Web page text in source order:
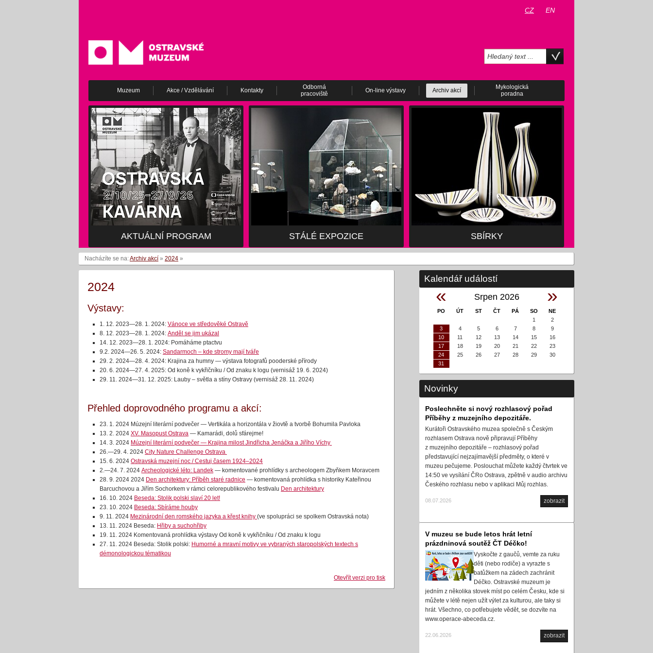
CZ EN
Muzeum Akce / Vzdělávání Kontakty
Odborná
pracoviště
On-line výstavy Archiv akcí
Mykologická
poradna
AKTUÁLNÍ PROGRAM STÁLÉ EXPOZICE SBÍRKY
Nacházíte se na:Archiv akcí » 2024 »
Kalendář událostí
« Srpen 2026 »
PO ÚT ST ČT PÁ SO
NE
1
2
3
4 5 6 7 8
9
10
11 12 13 14 15
16
17
18 19 20 21 22
23
24
25 26 27 28 29
30
31
Novinky
Poslechněte si nový rozhlasový pořad
Příběhy z muzejního depozitáře.
Kurátoři Ostravského muzea společně s Českým
rozhlasem Ostrava nově připravují Příběhy
z muzejního depozitáře – rozhlasový pořad
představující nejzajímavější předměty, o které v
muzeu pečujeme. Poslouchat můžete každý čtvrtek ve
14:50 ve vysílání ČRo Ostrava, zpětně v audio archivu
Českého rozhlasu nebo v aplikaci Můj rozhlas.
08.07.2026 zobrazit
V muzeu se bude letos hrát letní
prázdninová soutěž ČT Déčko!
Vyskočte z gaučů, vemte za ruku
děti (nebo rodiče) a vyrazte s
batůžkem na zádech zachránit
Déčko. Ostravské muzeum je
jedním z několika stovek míst po celém Česku, kde si
můžete v létě nejen užít výlet za kulturou, ale taky si
hrát. Všechno, co potřebujete vědět, se dozvíte na
www.operace-abeceda.cz.
22.06.2026 zobrazit
2024
Výstavy:
1. 12. 2023—28. 1. 2024: Vánoce ve středověké Ostravě
8. 12. 2023—28. 1. 2024: Anděl se jim ukázal
14. 12. 2023—28. 1. 2024: Pomáháme ptactvu
9.2. 2024—26. 5. 2024: Sandarmoch – kde stromy mají tváře
29. 2. 2024—28. 4. 2024: Krajina za humny — výstava fotografů pooderské přírody
20. 6. 2024—27. 4. 2025: Od koně k vykřičníku / Od znaku k logu (vernisáž 19. 6. 2024)
29. 11. 2024—31. 12. 2025: Lauby – světla a stíny Ostravy (vernisáž 28. 11. 2024)
Přehled doprovodného programu a akcí:
23. 1. 2024 Múzejní literární podvečer — Vertikála a horizontála v žiovtě a tvorbě Bohumila Pavloka
13. 2. 2024 XV. Masopust Ostrava — Kamarádi, dolů sfárejme!
14. 3. 2024 Múzejní literární podvečer — Krajina milost Jindřicha Jenáčka a Jiřího Víchy
26.—29. 4. 2024 City Nature Challenge Ostrava
15. 6. 2024 Ostravská muzejní noc / Cestuj časem 1924–2024
2.—24. 7. 2024 Archeologické léto: Landek — komentované prohlídky s archeologem Zbyňkem Moravcem
28. 9. 2024 2024 Den architektury: Příběh staré radnice — komentovaná prohlídka s historiky Kateřinou
Barcuchovou a Jiřím Sochorkem v rámci celorepublikového festivalu Den architektury
16. 10. 2024 Beseda: Stolik polski slaví 20 let!
23. 10. 2024 Beseda: Sbíráme houby
9. 11. 2024 Mezinárodní den romského jazyka a křest knihy (ve spolupráci se spolkem Ostravská nota)
13. 11. 2024 Beseda: Hřiby a suchohřiby
19. 11. 2024 Komentovaná prohlídka výstavy Od koně k vykřičníku / Od znaku k logu
27. 11. 2024 Beseda: Stolik polski: Humorné a mravní motivy ve vybraných staropolských textech s
démonologickou tématikou
Otevřít verzi pro tisk